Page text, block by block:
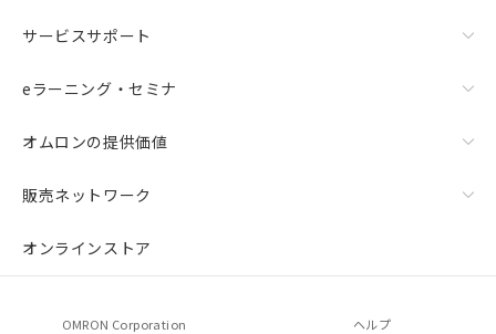
サービスサポート
eラーニング・セミナ
オムロンの提供価値
販売ネットワーク
オンラインストア
OMRON Corporation ヘルプ